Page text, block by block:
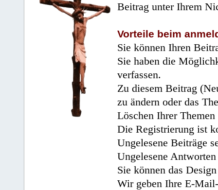
Beitrag unter Ihrem
Vorteile beim
Sie können Ihren
Sie haben die
verfassen.
Zu diesem Beitrag
zu ändern oder das
Löschen Ihrer
Die Registrierung ist
Ungelesene Beiträge
Ungelesene
Sie können das
Wir geben Ihre E-